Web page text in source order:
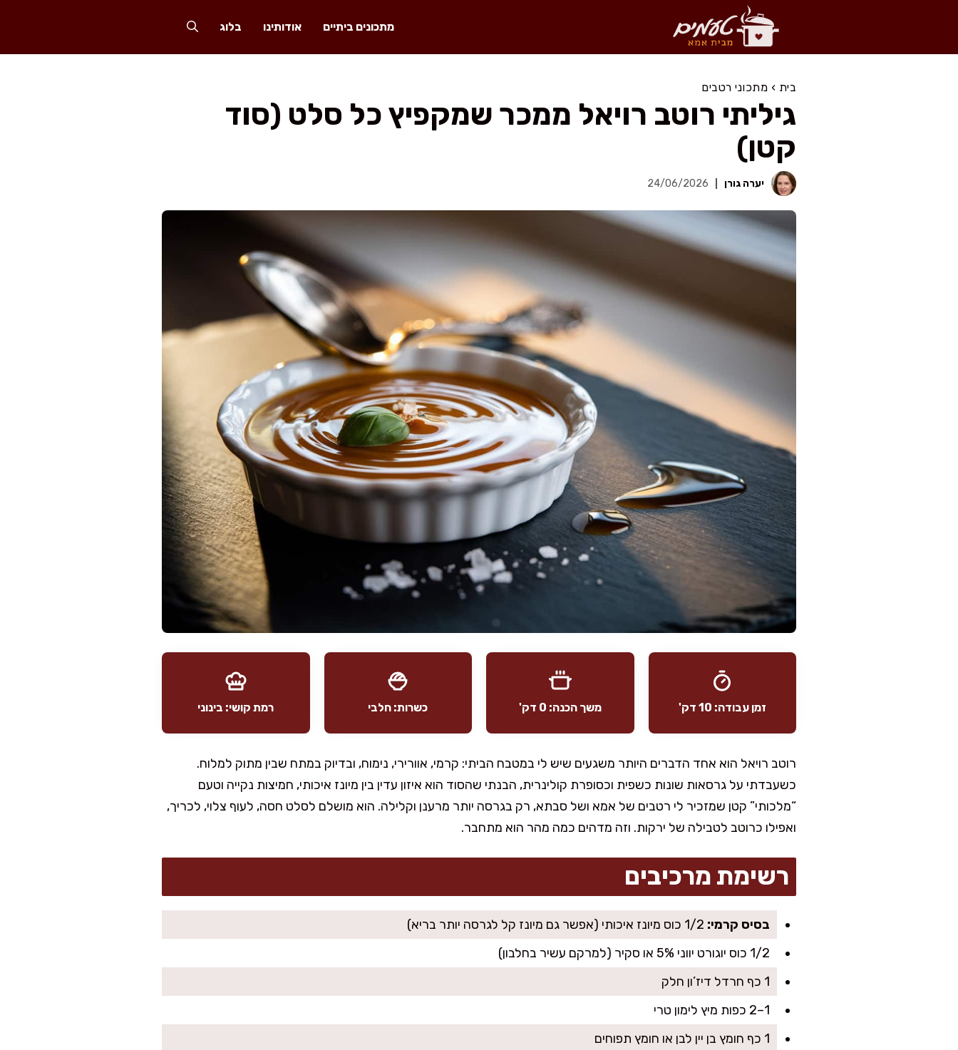
מתכונים ביתיים אודותינו בלוג
בית › מתכוני רטבים
גיליתי רוטב רויאל ממכר שמקפיץ כל סלט (סוד
קטן)
יערה גורן 24/06/2026
זמן עבודה: 10 דק' משך הכנה: 0 דק' כשרות: חלבי רמת קושי: בינוני
רוטב רויאל הוא אחד הדברים היותר משגעים שיש לי במטבח הביתי: קרמי, אוורירי, נימוח, ובדיוק במתח שבין מתוק למלוח.
כשעבדתי על גרסאות שונות כשפית וכסופרת קולינרית, הבנתי שהסוד הוא איזון עדין בין מיונז איכותי, חמיצות נקייה וטעם
“מלכותי” קטן שמזכיר לי רטבים של אמא ושל סבתא, רק בגרסה יותר מרענן וקלילה. הוא מושלם לסלט חסה, לעוף צלוי, לכריך,
ואפילו כרוטב לטבילה של ירקות. וזה מדהים כמה מהר הוא מתחבר.
רשימת מרכיבים
בסיס קרמי:
1/2 כוס יוגורט יווני 5% או סקיר (למרקם עשיר בחלבון)
1 כף חרדל דיז’ון חלק
1–2 כפות מיץ לימון טרי
1 כף חומץ בן יין לבן או חומץ תפוחים